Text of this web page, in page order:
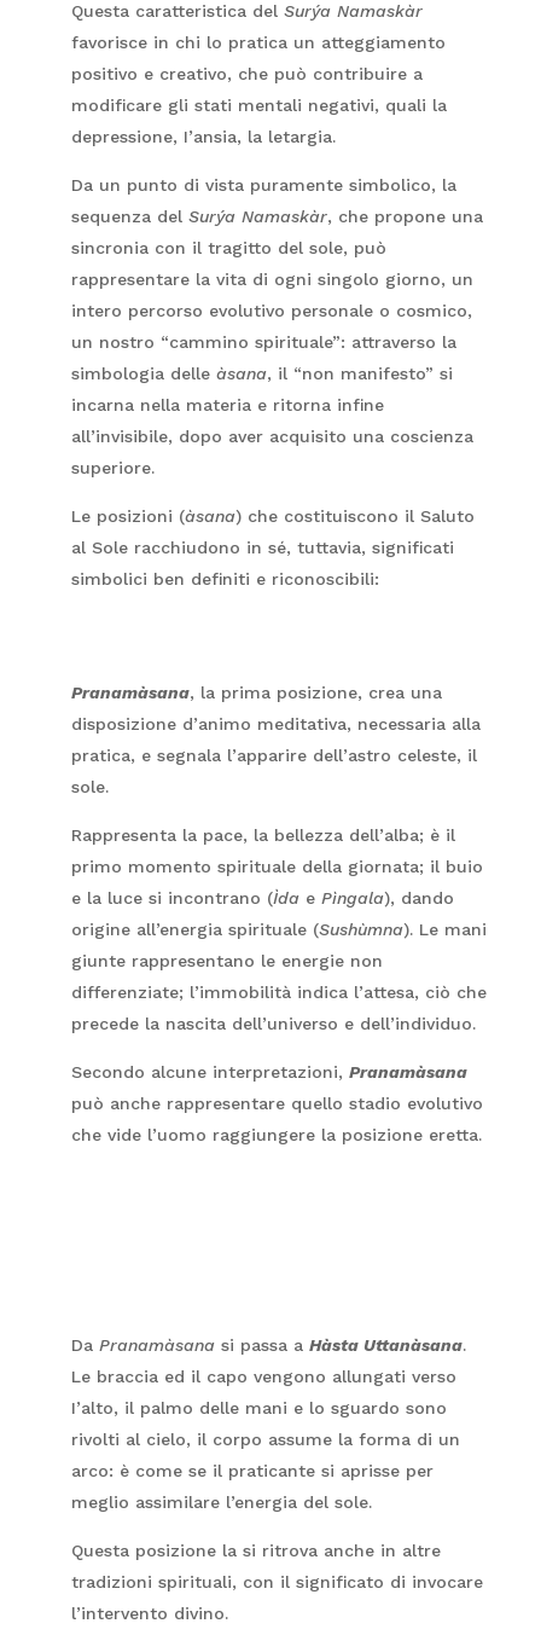
Questa caratteristica del Surýa Namaskàr
favorisce in chi lo pratica un atteggiamento
positivo e creativo, che può contribuire a
modificare gli stati mentali negativi, quali la
depressione, I’ansia, la letargia.
Da un punto di vista puramente simbolico, la
sequenza del Surýa Namaskàr, che propone una
sincronia con il tragitto del sole, può
rappresentare la vita di ogni singolo giorno, un
intero percorso evolutivo personale o cosmico,
un nostro “cammino spirituale”: attraverso la
simbologia delle àsana, il “non manifesto” si
incarna nella materia e ritorna infine
all’invisibile, dopo aver acquisito una coscienza
superiore.
Le posizioni (àsana) che costituiscono il Saluto
al Sole racchiudono in sé, tuttavia, significati
simbolici ben definiti e riconoscibili:
Pranamàsana, la prima posizione, crea una
disposizione d’animo meditativa, necessaria alla
pratica, e segnala l’apparire dell’astro celeste, il
sole.
Rappresenta la pace, la bellezza dell’alba; è il
primo momento spirituale della giornata; il buio
e la luce si incontrano (Ìdae Pìngala), dando
origine all’energia spirituale (Sushùmna). Le mani
giunte rappresentano le energie non
differenziate; l’immobilità indica l’attesa, ciò che
precede la nascita dell’universo e dell’individuo.
Secondo alcune interpretazioni, Pranamàsana
può anche rappresentare quello stadio evolutivo
che vide l’uomo raggiungere la posizione eretta.
Da Pranamàsanasi passa a Hàsta Uttanàsana.
Le braccia ed il capo vengono allungati verso
I’alto, il palmo delle mani e lo sguardo sono
rivolti al cielo, il corpo assume la forma di un
arco: è come se il praticante si aprisse per
meglio assimilare l’energia del sole.
Questa posizione la si ritrova anche in altre
tradizioni spirituali, con il significato di invocare
l’intervento divino.